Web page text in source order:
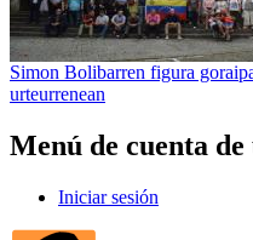
Simon Bolibarren figura
urteurrenean
Menú de cuenta
Iniciar sesión